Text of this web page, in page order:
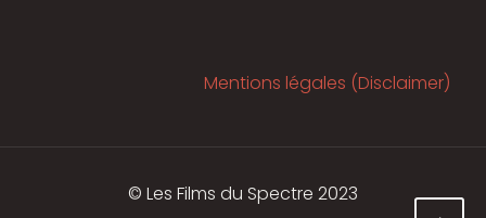
Mentions légales (Disclaimer)
© Les Films du Spectre 2023